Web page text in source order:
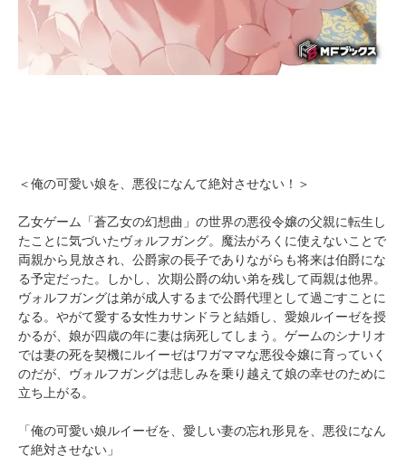
＜俺の可愛い娘を、悪役になんて絶対させない！＞
乙女ゲーム「蒼乙女の幻想曲」の世界の悪役令嬢の父親に転生し
たことに気づいたヴォルフガング。魔法がろくに使えないことで
両親から見放され、公爵家の長子でありながらも将来は伯爵にな
る予定だった。しかし、次期公爵の幼い弟を残して両親は他界。
ヴォルフガングは弟が成人するまで公爵代理として過ごすことに
なる。やがて愛する女性カサンドラと結婚し、愛娘ルイーゼを授
かるが、娘が四歳の年に妻は病死してしまう。ゲームのシナリオ
では妻の死を契機にルイーゼはワガママな悪役令嬢に育っていく
のだが、ヴォルフガングは悲しみを乗り越えて娘の幸せのために
立ち上がる。
「俺の可愛い娘ルイーゼを、愛しい妻の忘れ形見を、悪役になん
て絶対させない」